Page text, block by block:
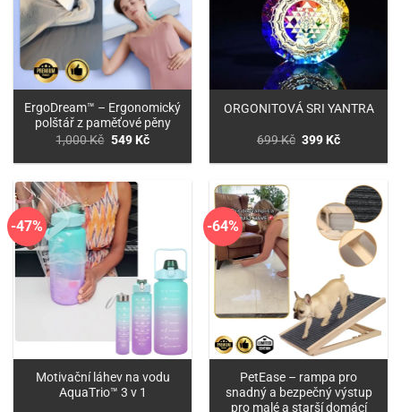
ErgoDream™ – Ergonomický
polštář z paměťové pěny
1,000Kč Původní
byla:
549 KčAktuální
je:
ORGONITOVÁ SRI YANTRA
699Kč Původní
byla:
399 KčAktuální
je:
-47%
Motivační láhev na vodu
AquaTrio™ 3 v 1
-64%
PetEase – rampa pro
snadný a bezpečný výstup
pro malé a starší domácí